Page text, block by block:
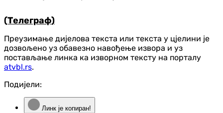
(Телеграф)
Преузимање дијелова текста или текста у цјелини је
дозвољено уз обавезно навођење извора и уз
постављање линка ка изворном тексту на порталу
atvbl.rs.
Подијели:
Линк је копиран!